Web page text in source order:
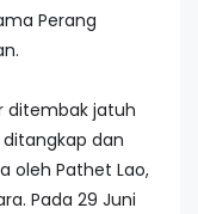
Perang
ditembak jatuh
dan
oleh Pathet Lao,
Pada 29 Juni